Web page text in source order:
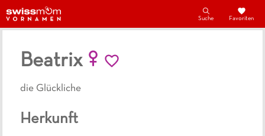
Suche Favoriten
Beatrix
die Glückliche
Herkunft